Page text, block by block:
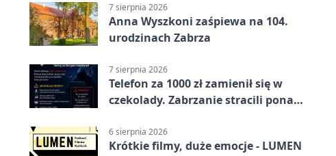
7 sierpnia 2026
Anna Wyszkoni zaśpiewa na 104.
urodzinach Zabrza
7 sierpnia 2026
Telefon za 1000 zł zamienił się w
czekolady. Zabrzanie stracili ponad
6 sierpnia 2026
Krótkie filmy, duże emocje - LUMEN